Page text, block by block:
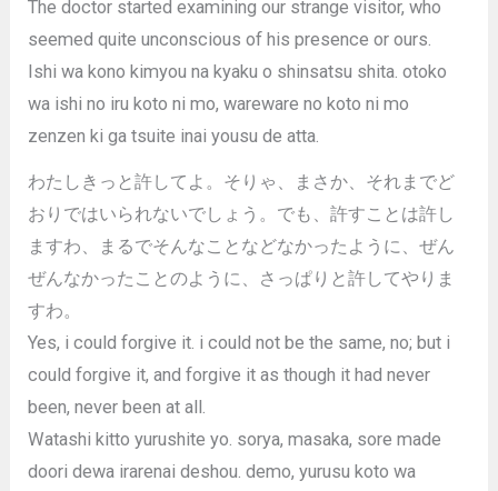
The doctor started examining our strange visitor, who
seemed quite unconscious of his presence or ours.
Ishi wa kono kimyou na kyaku o shinsatsu shita. otoko
wa ishi no iru koto ni mo, wareware no koto ni mo
zenzen ki ga tsuite inai yousu de atta.
わたしきっと許してよ。そりゃ、まさか、それまでど
おりではいられないでしょう。でも、許すことは許し
ますわ、まるでそんなことなどなかったように、ぜん
ぜんなかったことのように、さっぱりと許してやりま
すわ。
Yes, i could forgive it. i could not be the same, no; but i
could forgive it, and forgive it as though it had never
been, never been at all.
Watashi kitto yurushite yo. sorya, masaka, sore made
doori dewa irarenai deshou. demo, yurusu koto wa